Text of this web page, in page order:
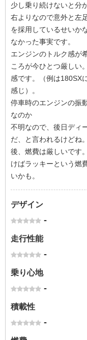
少し乗り続けないと分
右よりなので意外と左
を採用しているせいか
なかった事実です。
エンジンのトルク感が
ころが今ひとつ厳しい
感です。（例は180SX
感じ）。
停車時のエンジンの振
なのか
不明なので、後日ディ
だ、と言われるけどね。
後、燃費は厳しいです
けばラッキーという燃
いかも。
デザイン
-
走行性能
-
乗り心地
-
積載性
-